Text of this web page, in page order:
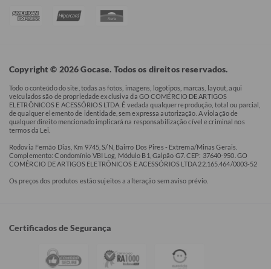
Copyright © 2026 Gocase. Todos os direitos reservados.
Todo o conteúdo do site, todas as fotos, imagens, logotipos, marcas, layout, aqui
veículados são de propriedade exclusiva da GO COMÉRCIO DE ARTIGOS
ELETRÔNICOS E ACESSÓRIOS LTDA. É vedada qualquer reprodução, total ou parcial,
de qualquer elemento de identidade, sem expressa autorização. A violação de
qualquer direito mencionado implicará na responsabilização cível e criminal nos
termos da Lei.
Rodovia Fernão Dias, Km 9745, S/N, Bairro Dos Pires - Extrema/Minas Gerais.
Complemento: Condomínio VBI Log, Módulo B1, Galpão G7. CEP: 37640-950. GO
COMÉRCIO DE ARTIGOS ELETRÔNICOS E ACESSÓRIOS LTDA 22.165.464/0003-52
Os preços dos produtos estão sujeitos a alteração sem aviso prévio.
Certificados de Segurança